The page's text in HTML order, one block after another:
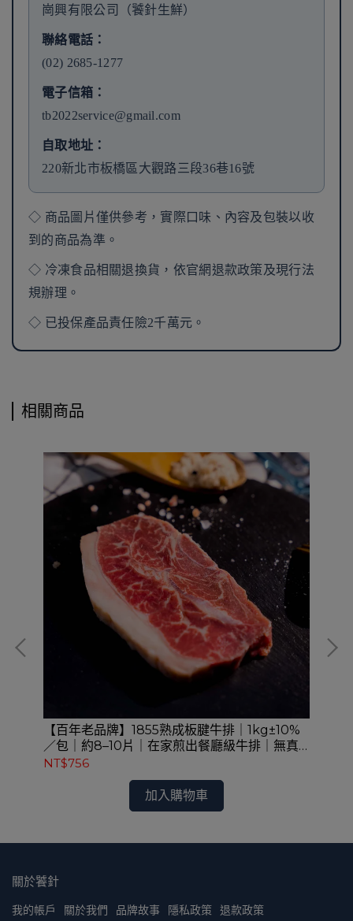
崗興有限公司（饕針生鮮）
聯絡電話：
(02) 2685-1277
電子信箱：
tb2022service@gmail.com
自取地址：
220新北市板橋區大觀路三段36巷16號
◇ 商品圖片僅供參考，實際口味、內容及包裝以收
到的商品為準。
◇ 冷凍食品相關退換貨，依官網退款政策及現行法
規辦理。
◇ 已投保產品責任險2千萬元。
相關商品
【百年老品牌】1855熟成板腱牛排｜1kg±10%
／包｜約8–10片｜在家煎出餐廳級牛排｜無真
空
NT$756
加入購物車
關於饕針
我的帳戶 關於我們 品牌故事 隱私政策 退款政策